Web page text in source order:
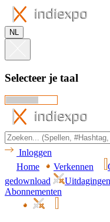
NL
Selecteer je taal
Inloggen
Home
Verkennen
gedownload
Uitdagingen
Abonnementen